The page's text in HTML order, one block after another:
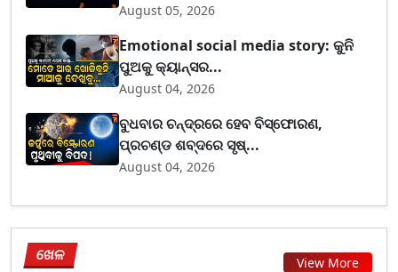
August 05, 2026
Emotional social media story: କୁନି
ପୁଅକୁ କ୍ୟାନ୍ସର...
August 04, 2026
ବୁଧବାର ଚନ୍ଦ୍ରରେ ହେବ ବିସ୍ଫୋରଣ,
ପ୍ରଚଣ୍ଡ ଶବ୍ଦରେ ସୃଷ୍...
August 04, 2026
ଖେଳ View More